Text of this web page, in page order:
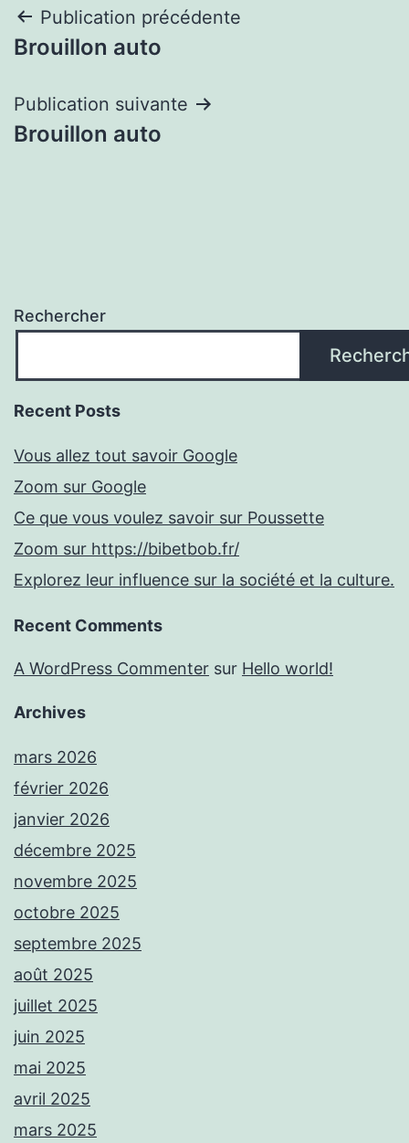
Navigation
de
l’article
Publication précédente
Brouillon auto
Publication suivante
Brouillon auto
Rechercher
Recent Posts
Vous allez tout savoir Google
Zoom sur Google
Ce que vous voulez savoir sur Poussette
Zoom sur https://bibetbob.fr/
Explorez leur influence sur la société et la culture.
Recent Comments
A WordPress Commenter sur Hello world!
Archives
mars 2026
février 2026
janvier 2026
décembre 2025
novembre 2025
octobre 2025
septembre 2025
août 2025
juillet 2025
juin 2025
mai 2025
avril 2025
mars 2025